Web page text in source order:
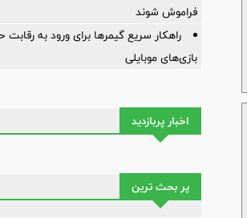
فراموش شوند
راهکار سریع گیمرها برای ورود به
بازی‌های موبایلی
اخبار پربازدید
پر بحث ترین